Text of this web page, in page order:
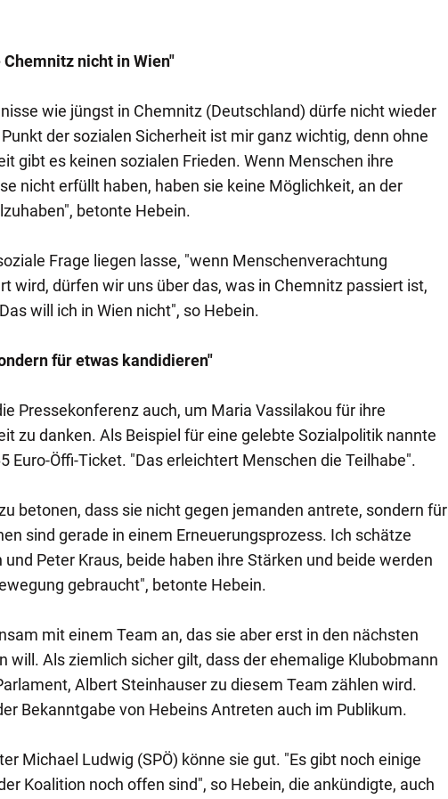
nicht in Wien"
wie jüngst in Chemnitz (Deutschland) dürfe nicht wieder
der sozialen Sicherheit ist mir ganz wichtig, denn ohne
gibt es keinen sozialen Frieden. Wenn Menschen ihre
nicht erfüllt haben, haben sie keine Möglichkeit, an der
betonte Hebein.
Frage liegen lasse, "wenn Menschenverachtung
wird, dürfen wir uns über das, was in Chemnitz passiert ist,
will ich in Wien nicht", so Hebein.
für etwas kandidieren"
Pressekonferenz auch, um Maria Vassilakou für ihre
zu danken. Als Beispiel für eine gelebte Sozialpolitik nannte
Euro-Öffi-Ticket. "Das erleichtert Menschen die Teilhabe".
betonen, dass sie nicht gegen jemanden antrete, sondern für
sind gerade in einem Erneuerungsprozess. Ich schätze
und Peter Kraus, beide haben ihre Stärken und beide werden
gebraucht", betonte Hebein.
mit einem Team an, das sie aber erst in den nächsten
will. Als ziemlich sicher gilt, dass der ehemalige Klubobmann
Albert Steinhauser zu diesem Team zählen wird.
Bekanntgabe von Hebeins Antreten auch im Publikum.
Michael Ludwig (SPÖ) könne sie gut. "Es gibt noch einige
Koalition noch offen sind", so Hebein, die ankündigte, auch